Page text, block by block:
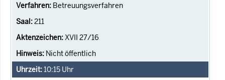
Betreuungsverfahren
211
XVII 27/16
Nicht öffentlich
10:15 Uhr